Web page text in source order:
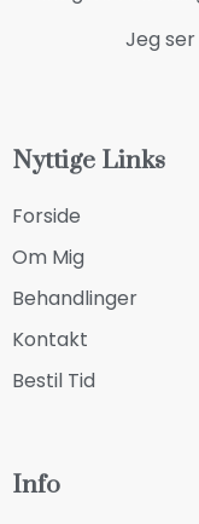
Jeg
Nyttige Links
Forside
Om Mig
Behandlinger
Kontakt
Bestil Tid
Info